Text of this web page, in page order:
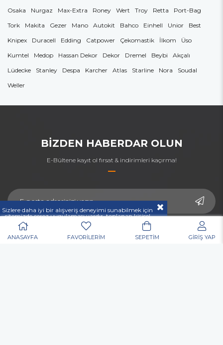
ANASAYFA FAVORİLERİM SEPETİM GİRİŞ YAP
Osaka
Nurgaz Max-Extra Roney Wert Troy Retta
Port-Bag
Tork
Makita Gezer Mano Autokit Bahco Einhell Unior
Best
Knipex
Duracell Edding Catpower Çekomastik İlkom
Üso
Kumtel
Medop Hassan Dekor Dekor Dremel Beybi
Akçalı
Lüdecke
Stanley Despa Karcher Atlas Starline Nora
Soudal
Weller
BİZDEN HABERDAR OLUN
E-Bültene kayıt ol fırsat & indirimleri kaçırma!
Sizlere daha iyi bir alışveriş deneyimi sunabilmek için
sitemizde çerez uygulaması vardır, toplanan kişisel
verileriniz
KVKK & GİZLİLİK VE GÜVENLİK
açıklamamızda belirtilen amaçlar ve yöntemlerle
mevzuatına uygun olarak kullanılacaktır.